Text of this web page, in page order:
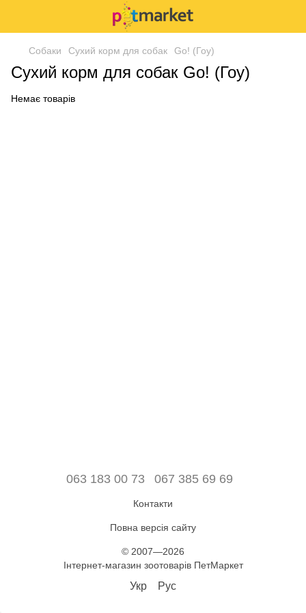
Собаки Сухий корм для собак Go! (Гоу)
Сухий корм для собак Go! (Гоу)
Немає товарів
063 183 00 73 067 385 69 69
Контакти
Повна версія сайту
© 2007—2026
Інтернет-магазин зоотоварів ПетМаркет
Укр Рус